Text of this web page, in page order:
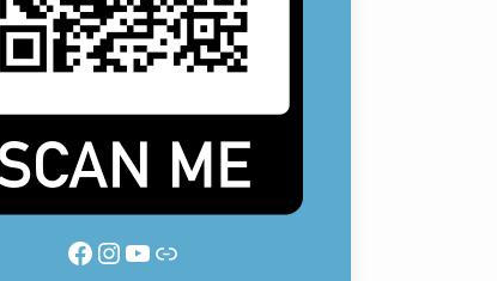
Facebook
Instagram
YouTube
Link